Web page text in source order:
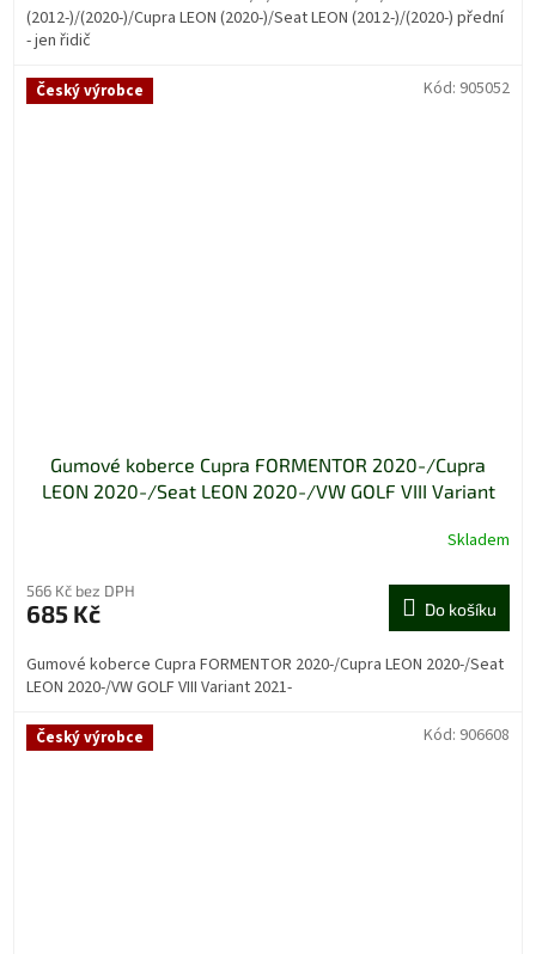
(2012-)/(2020-)/Cupra LEON (2020-)/Seat LEON (2012-)/(2020-) přední
- jen řidič
Český výrobce
Gumové koberce Cupra FORMENTOR 2020-/Cupra
LEON 2020-/Seat LEON 2020-/VW GOLF VIII Variant
Skladem
566 Kč bez DPH
685 Kč Do košíku
Gumové koberce Cupra FORMENTOR 2020-/Cupra LEON 2020-/Seat
LEON 2020-/VW GOLF VIII Variant 2021-
Kód: 905052
Český výrobce Kód: 906608